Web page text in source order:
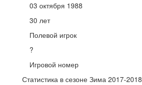
03 октября 1988
30 лет
Полевой игрок
?
Игровой номер
Статистика в сезоне Зима 2017-2018